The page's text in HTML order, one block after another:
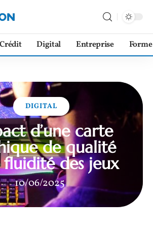
Crédit Digital Entreprise Forme
DIGITAL
d’une carte
de qualité
fluidité des jeux
10/06/2025